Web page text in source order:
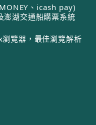
、icash pay)
澎湖交通船購票系統
覽器，最佳瀏覽解析